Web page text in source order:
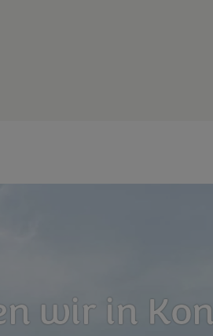
wir in